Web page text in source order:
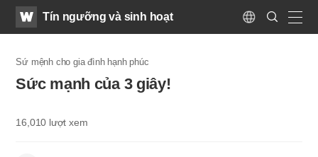
WATVTín ngưỡng và sinh hoạt
Language
Search
Submit
Sứ mệnh cho gia đình hạnh phúc
Sức mạnh của 3 giây!
16,010 lượt xem